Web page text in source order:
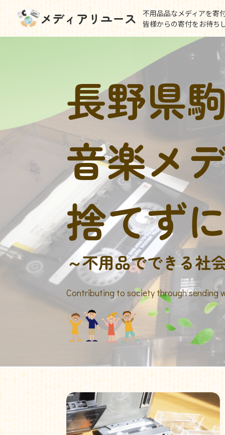
メディアリユース
不用品品なメディアを寄
皆様からの寄付をお待ち
長野県
音楽メ
捨てず
～不用品でできる社
Contributing to society through sending